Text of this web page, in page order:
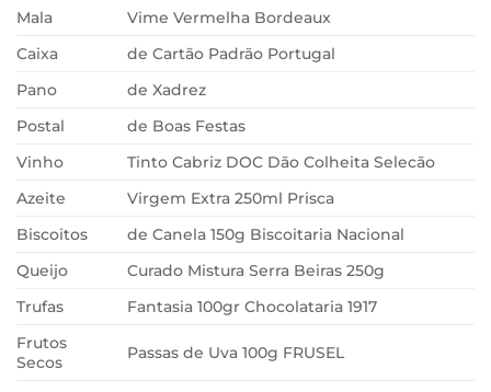
Mala
Vime Vermelha Bordeaux
Caixa
de Cartão Padrão Portugal
Pano
de Xadrez
Postal
de Boas Festas
Vinho
Tinto Cabriz DOC Dão Colheita Selecão
Azeite
Virgem Extra 250ml Prisca
Biscoitos
de Canela 150g Biscoitaria Nacional
Queijo
Curado Mistura Serra Beiras 250g
Trufas
Fantasia 100gr Chocolataria 1917
Frutos
Secos
Passas de Uva 100g FRUSEL